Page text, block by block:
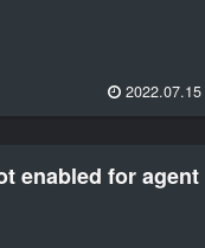
2022.07.15
enabled for agent